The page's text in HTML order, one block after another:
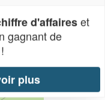
d'affaireset
gagnant de
!
plus